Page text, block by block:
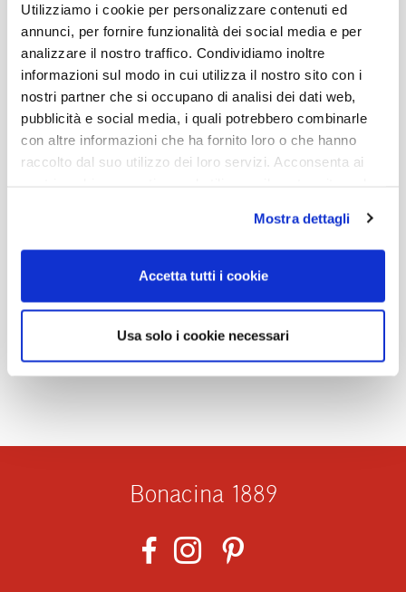
Utilizziamo i cookie per personalizzare contenuti ed
annunci, per fornire funzionalità dei social media e per
analizzare il nostro traffico. Condividiamo inoltre
informazioni sul modo in cui utilizza il nostro sito con i
nostri partner che si occupano di analisi dei dati web,
pubblicità e social media, i quali potrebbero combinarle
con altre informazioni che ha fornito loro o che hanno
raccolto dal suo utilizzo dei loro servizi. Acconsenta ai
Mostra dettagli
Accetta tutti i cookie
Usa solo i cookie necessari
progetto denominato: ‘Il Parco Universitario di
Bovisa’, inerente il previsto insediamento del
Politecnico in zona Bovisa. Partecipa a concorsi
della progettazione urbana. Alcuni progetti e/o opere
hanno ricevuti riconoscimenti. Attualmente sono in
fase di elaborazione incarichi per privati ed
Condividi
Bonacina 1889